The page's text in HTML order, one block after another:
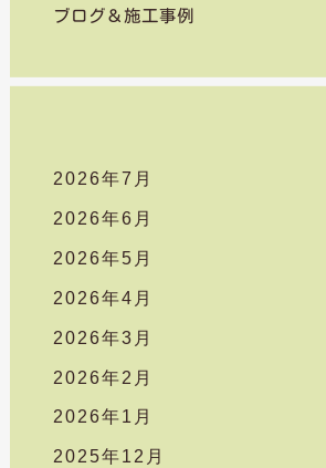
ブログ＆施工事例
2026年7月
2026年6月
2026年5月
2026年4月
2026年3月
2026年2月
2026年1月
2025年12月